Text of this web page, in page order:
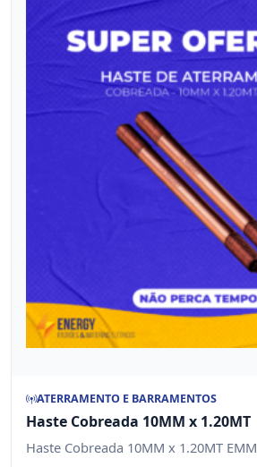
ATERRAMENTO E BARRAMENTOS
Haste Cobreada 10MM x 1.20MT
Haste Cobreada 10MM x 1.20MT EMM